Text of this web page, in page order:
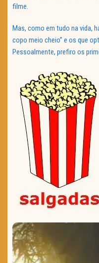
filme.
Mas, como em tudo na vida,
copo meio cheio” e os que
Pessoalmente, prefiro os